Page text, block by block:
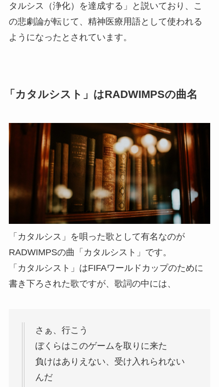
タルシス（浄化）を達成する」と説いており、こ
の悲劇論が転じて、精神医療用語として使われる
ようになったとされています。
「カタルシスト」はRADWIMPSの曲名
「カタルシス」を唄った歌として有名なのが
RADWIMPSの曲「カタルシスト」です。
「カタルシスト」はFIFAワールドカップのために
書き下ろされた歌ですが、歌詞の中には、
さぁ、行こう
ぼくらはこのゲームを取りに来た
負けはありえない、受け入れられない
んだ